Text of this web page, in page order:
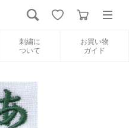
刺繍に
ついて
お買い物
ガイド
新規会員登録